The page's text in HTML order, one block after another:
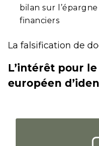
bilan sur
financiers
La falsification de
L’intérêt pour
européen